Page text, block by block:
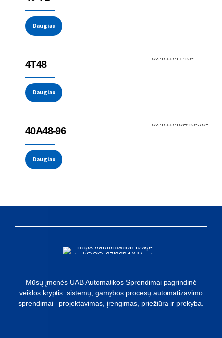
Daugiau
4T48
Daugiau
40A48-96
Daugiau
Mūsų įmonės UAB Automatikos Sprendimai pagrindinė
veiklos kryptis sistemų, gamybos procesų automatizavimo
sprendimai : projektavimas, įrengimas, priežiūra ir prekyba.